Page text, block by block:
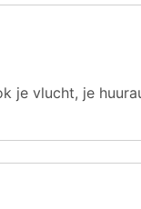
je vlucht, je